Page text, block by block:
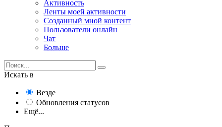
Активность
Ленты моей активности
Созданный мной контент
Пользователи онлайн
Чат
Больше
Искать в
Везде
Обновления статусов
Ещё...